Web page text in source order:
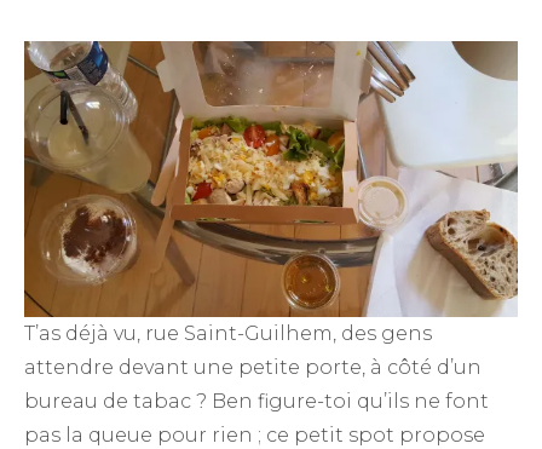
T’as déjà vu, rue Saint-Guilhem, des gens
attendre devant une petite porte, à côté d’un
bureau de tabac ? Ben figure-toi qu’ils ne font
pas la queue pour rien ; ce petit spot propose